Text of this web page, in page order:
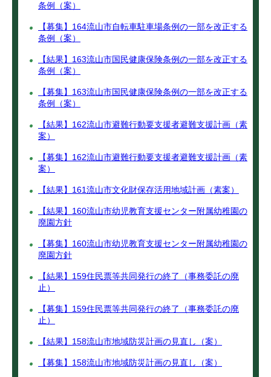
条例（案）
【募集】164流山市自転車駐車場条例の一部を改正する
条例（案）
【結果】163流山市国民健康保険条例の一部を改正する
条例（案）
【募集】163流山市国民健康保険条例の一部を改正する
条例（案）
【結果】162流山市避難行動要支援者避難支援計画（素
案）
【募集】162流山市避難行動要支援者避難支援計画（素
案）
【結果】161流山市文化財保存活用地域計画（素案）
【結果】160流山市幼児教育支援センター附属幼稚園の
廃園方針
【募集】160流山市幼児教育支援センター附属幼稚園の
廃園方針
【結果】159住民票等共同発行の終了（事務委託の廃
止）
【募集】159住民票等共同発行の終了（事務委託の廃
止）
【結果】158流山市地域防災計画の見直し（案）
【募集】158流山市地域防災計画の見直し（案）